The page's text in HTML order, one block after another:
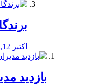
اکتبر 12, 2019
بازدید